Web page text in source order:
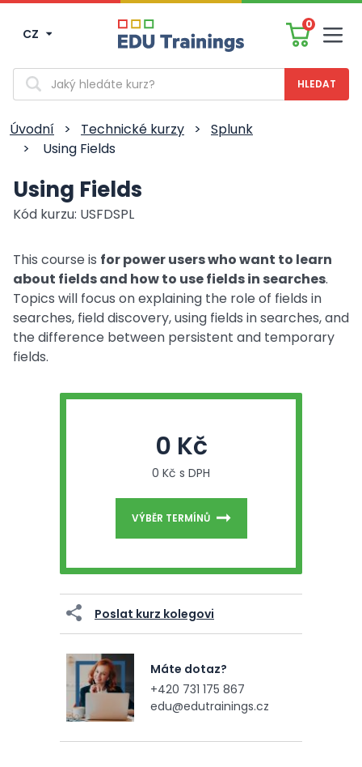
CZ
0
Vyhledávání
Úvodní > Technické kurzy >
Splunk
>
Using Fields
Using Fields
Kód kurzu: USFDSPL
This course is for power users who want to learn
about fields and how to use fields in searches.
Topics will focus on explaining the role of fields in
searches, field discovery, using fields in searches, and
the difference between persistent and temporary
fields.
0 Kč
0 Kč s DPH
VÝBĚR TERMÍNŮ
Poslat kurz kolegovi
Máte dotaz?
+420 731 175 867
edu@edutrainings.cz